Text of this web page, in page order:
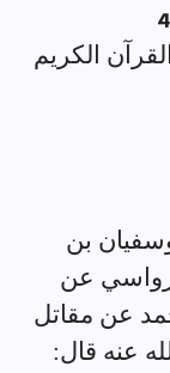
بن
عن
عن مقاتل
عنه قال: